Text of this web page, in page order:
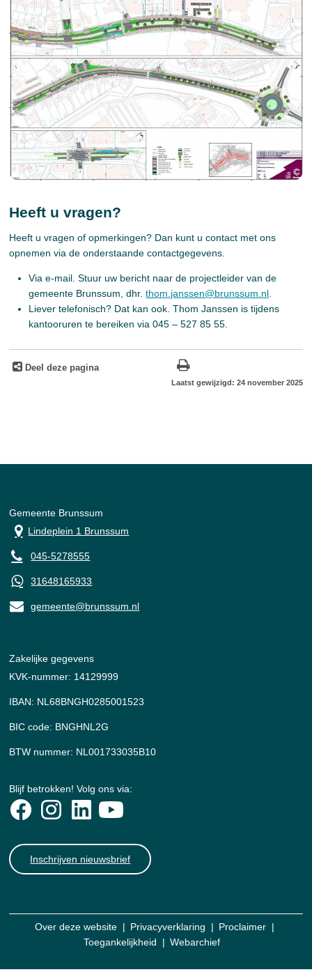
Heeft u vragen?
Heeft u vragen of opmerkingen? Dan kunt u contact met ons
opnemen via de onderstaande contactgegevens.
Via e-mail. Stuur uw bericht naar de projectleider van de
gemeente Brunssum, dhr.thom.janssen@brunssum.nl.
Liever telefonisch? Dat kan ook. Thom Janssen is tijdens
kantooruren te bereiken via 045 – 527 85 55.
Deel deze pagina
Laatst gewijzigd: 24 november 2025
Gemeente Brunssum
Lindeplein 1 Brunssum
045-5278555
31648165933
gemeente@brunssum.nl
Zakelijke gegevens
KVK-nummer: 14129999
IBAN: NL68BNGH0285001523
BIC code: BNGHNL2G
BTW nummer: NL001733035B10
Blijf betrokken! Volg ons via:
Inschrijven nieuwsbrief
Over deze website Privacyverklaring
Proclaimer
Toegankelijkheid
Webarchief